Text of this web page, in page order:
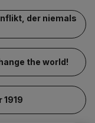
der niemals
the world!
1919